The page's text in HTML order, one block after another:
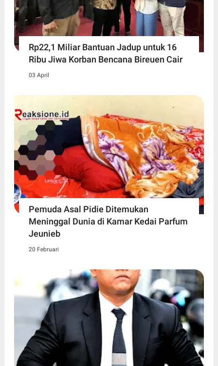
Rp22,1 Miliar Bantuan Jadup untuk 16
Ribu Jiwa Korban Bencana Bireuen Cair
03 April
Pemuda Asal Pidie Ditemukan
Meninggal Dunia di Kamar Kedai Parfum
Jeunieb
20 Februari